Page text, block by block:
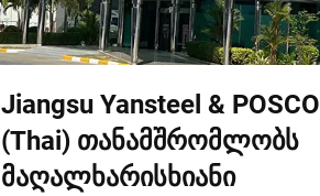
Jiangsu Yansteel & POSCO
(Thai) თანამშრომლობს
მაღალხარისხიანი